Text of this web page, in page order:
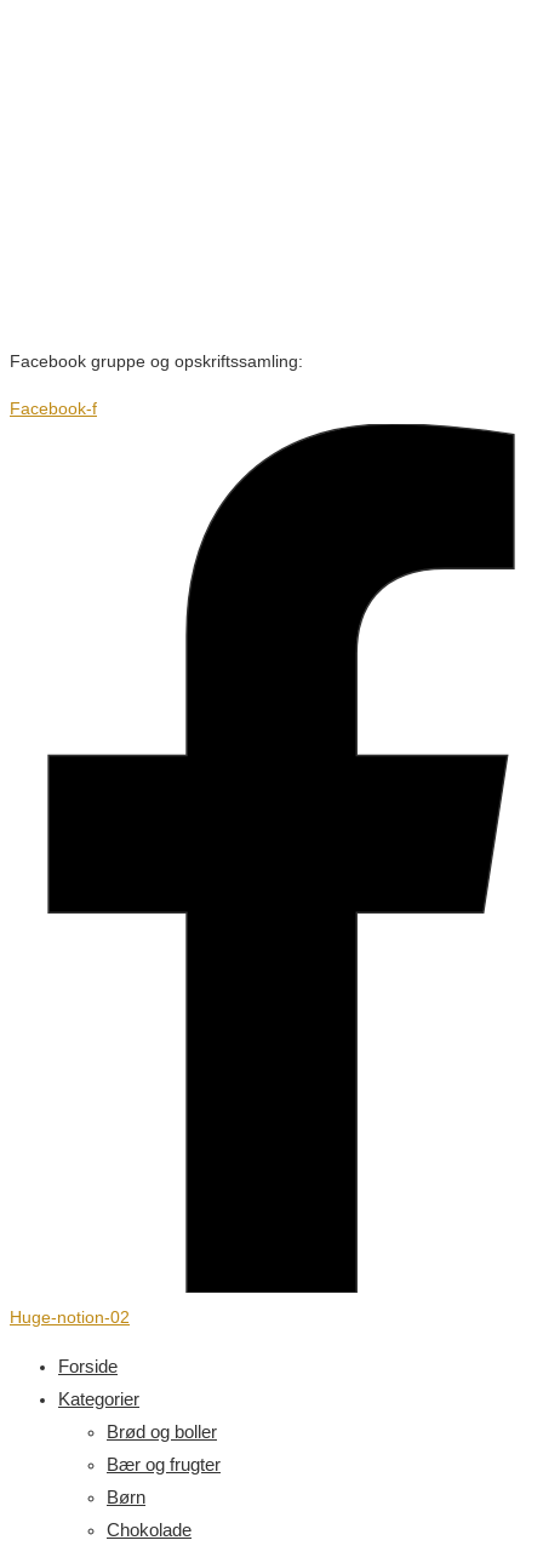
Facebook gruppe og opskriftssamling:
Facebook-f
Huge-notion-02
Forside
Kategorier
Brød og boller
Bær og frugter
Børn
Chokolade